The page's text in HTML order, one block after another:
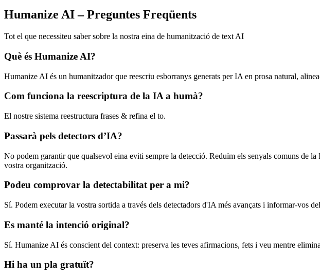
Humanize AI – Preguntes Freqüents
Tot el que necessiteu saber sobre la nostra eina de humanització de text AI
Què és Humanize AI?
Humanize AI és un humanitzador que reescriu esborranys generats per IA en prosa natural,
Com funciona la reescriptura de la IA a humà?
El nostre sistema reestructura frases & refina el to.
Passarà pels detectors d’IA?
No podem garantir que qualsevol eina eviti sempre la detecció. Reduïm els senyals comuns
vostra organització.
Podeu comprovar la detectabilitat per a mi?
Sí. Podem executar la vostra sortida a través dels detectadors d'IA més avançats i informar-vos
Es manté la intenció original?
Sí. Humanize AI és conscient del context: preserva les teves afirmacions, fets i veu mentre
Hi ha un pla gratuït?